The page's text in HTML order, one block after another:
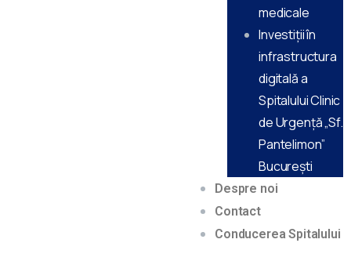
medicale
Investiții în
infrastructura
digitală a
Spitalului Clinic
de Urgență „Sf.
Pantelimon”
Bucureşti
Despre noi
Contact
Conducerea Spitalului